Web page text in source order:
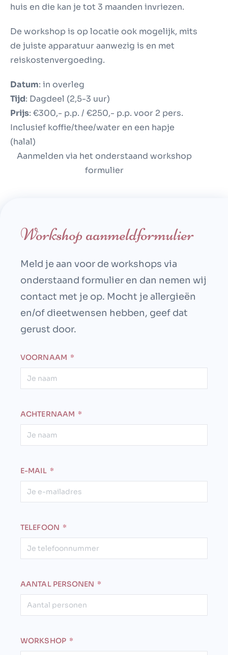
huis en die kan je tot 3 maanden invriezen.
De workshop is op locatie ook mogelijk, mits
de juiste apparatuur aanwezig is en met
reiskostenvergoeding.
Datum: in overleg
Tijd: Dagdeel (2,5-3 uur)
Prijs: €300,- p.p. / €250,- p.p. voor 2 pers.
Inclusief koffie/thee/water en een hapje
(halal)
Aanmelden via het onderstaand workshop
formulier
Workshop aanmeldformulier
Meld je aan voor de workshops via
onderstaand formulier en dan nemen wij
contact met je op. Mocht je allergieën
en/of dieetwensen hebben, geef dat
gerust door.
VOORNAAM
ACHTERNAAM
E-MAIL
TELEFOON
AANTAL PERSONEN
WORKSHOP